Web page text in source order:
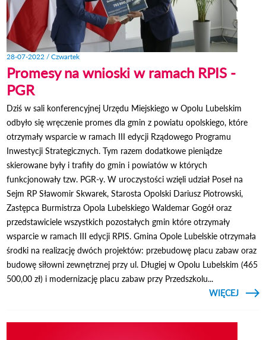
28-07-2022 / Czwartek
Promesy na wnioski w ramach RPIS -
PGR
Dziś w sali konferencyjnej Urzędu Miejskiego w Opolu Lubelskim
odbyło się wręczenie promes dla gmin z powiatu opolskiego, które
otrzymały wsparcie w ramach III edycji Rządowego Programu
Inwestycji Strategicznych. Tym razem dodatkowe pieniądze
skierowane były i trafiły do gmin i powiatów w których
funkcjonowały tzw. PGR-y. W uroczystości wzięli udział Poseł na
Sejm RP Sławomir Skwarek, Starosta Opolski Dariusz Piotrowski,
Zastępca Burmistrza Opola Lubelskiego Waldemar Gogół oraz
przedstawiciele wszystkich pozostałych gmin które otrzymały
wsparcie w ramach III edycji RPIS. Gmina Opole Lubelskie otrzymała
środki na realizację dwóch projektów: przebudowę placu zabaw oraz
budowę siłowni zewnętrznej przy ul. Długiej w Opolu Lubelskim (465
500,00 zł) i modernizację placu zabaw przy Przedszkolu...
CZYTAJ
WIĘCEJ